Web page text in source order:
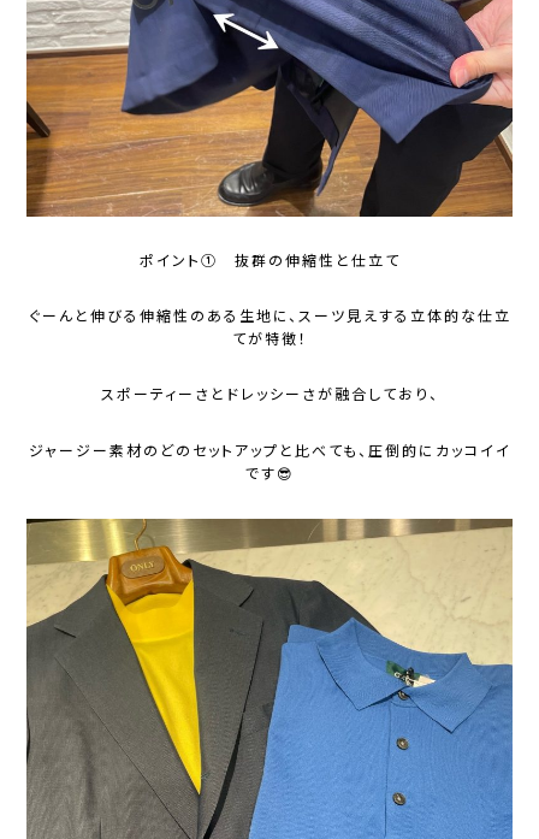
ポイント① 抜群の伸縮性と仕立て
ぐーんと伸びる伸縮性のある生地に、スーツ見えする立体的な仕立
てが特徴！
スポーティーさとドレッシーさが融合しており、
ジャージー素材のどのセットアップと比べても、圧倒的にカッコイイ
です😎